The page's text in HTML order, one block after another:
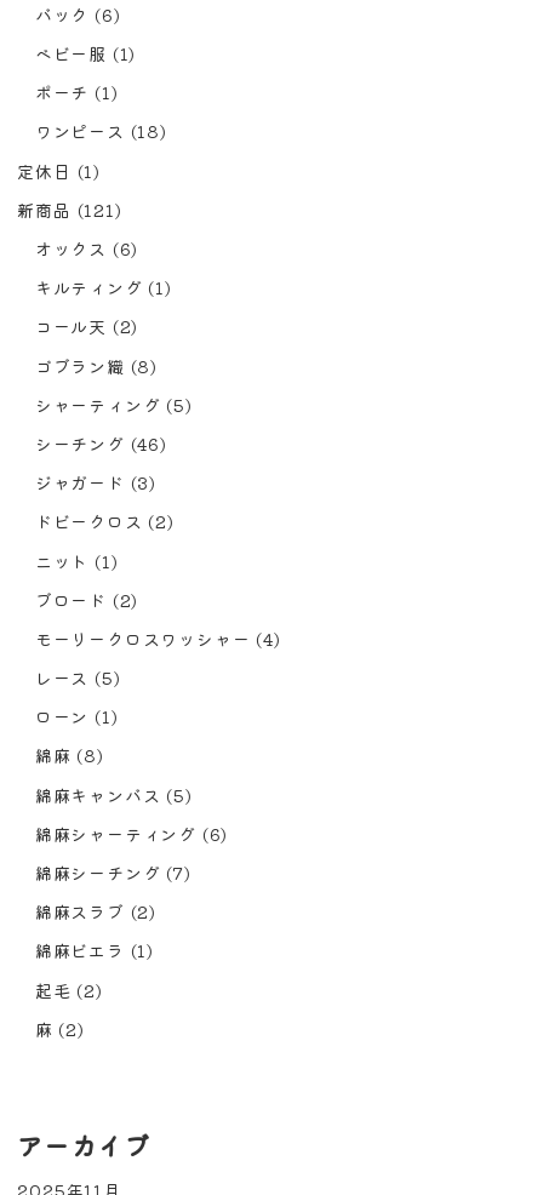
バック (6)
ベビー服 (1)
ポーチ (1)
ワンピース (18)
定休日 (1)
新商品 (121)
オックス (6)
キルティング (1)
コール天 (2)
ゴブラン織 (8)
シャーティング (5)
シーチング (46)
ジャガード (3)
ドビークロス (2)
ニット (1)
ブロード (2)
モーリークロスワッシャー (4)
レース (5)
ローン (1)
綿麻 (8)
綿麻キャンバス (5)
綿麻シャーティング (6)
綿麻シーチング (7)
綿麻スラブ (2)
綿麻ビエラ (1)
起毛 (2)
麻 (2)
アーカイブ
2025年11月